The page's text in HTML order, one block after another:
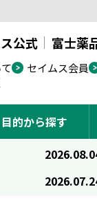
公式 富士薬
セイムス会員
的から探す